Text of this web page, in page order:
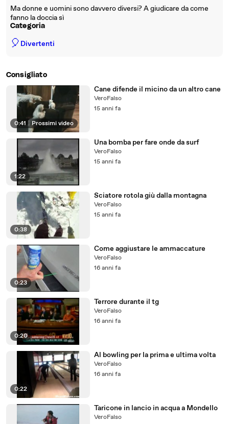
Ma donne e uomini sono davvero diversi? A giudicare da come
fanno la doccia sì
Categoria
🎈 Divertenti
Consigliato
0:41 | Prossimi video
Cane difende il micino da un altro cane
VeroFalso
15 anni fa
1:22
Una bomba per fare onde da surf
VeroFalso
15 anni fa
0:38
Sciatore rotola giù dalla montagna
VeroFalso
15 anni fa
0:23
Come aggiustare le ammaccature
VeroFalso
16 anni fa
0:20
Terrore durante il tg
VeroFalso
16 anni fa
0:22
Al bowling per la prima e ultima volta
VeroFalso
16 anni fa
Taricone in lancio in acqua a Mondello
VeroFalso